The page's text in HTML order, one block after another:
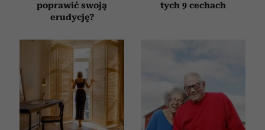
poprawić swoją
erudycję?
tych 9 cechach